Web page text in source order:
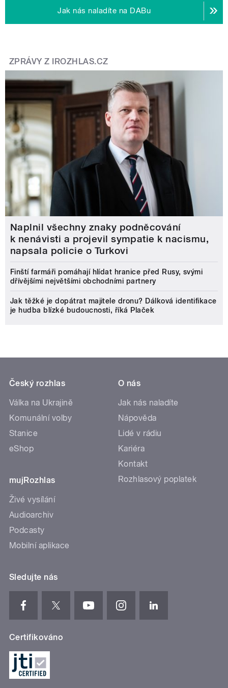
Jak nás naladíte na DABu
ZPRÁVY Z IROZHLAS.CZ
Naplnil všechny znaky podněcování
k nenávisti a projevil sympatie k nacismu,
napsala policie o Turkovi
Finští farmáři pomáhají hlídat hranice před Rusy, svými
dřívějšími největšími obchodními partnery
Jak těžké je dopátrat majitele dronu? Dálková identifikace
je hudba blízké budoucnosti, říká Plaček
Český rozhlas
Válka na Ukrajině
Komunální volby
Stanice
eShop
mujRozhlas
Živé vysílání
Audioarchiv
Podcasty
Mobilní aplikace
O nás
Jak nás naladíte
Nápověda
Lidé v rádiu
Kariéra
Kontakt
Rozhlasový poplatek
Sledujte nás
Certifikováno